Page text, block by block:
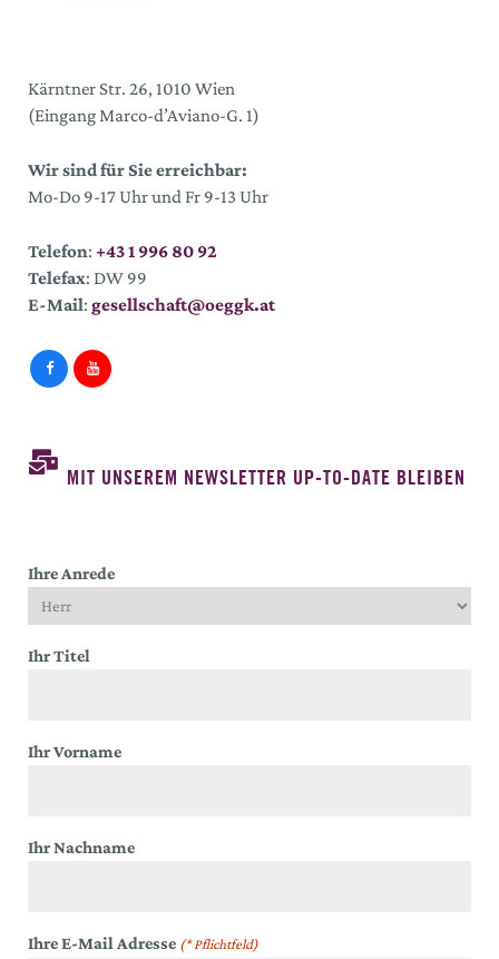
Kärntner Str. 26, 1010 Wien
(Eingang Marco-d’Aviano-G. 1)
Wir sind für Sie erreichbar:
Mo-Do 9-17 Uhr und Fr 9-13 Uhr
Telefon: +43 1 996 80 92
Telefax: DW 99
E-Mail: gesellschaft@oeggk.at
MIT UNSEREM NEWSLETTER UP-TO-DATE BLEIBEN
Ihre Anrede
Ihr Titel
Ihr Vorname
Ihr Nachname
Ihre E-Mail Adresse (* Pflichtfeld)